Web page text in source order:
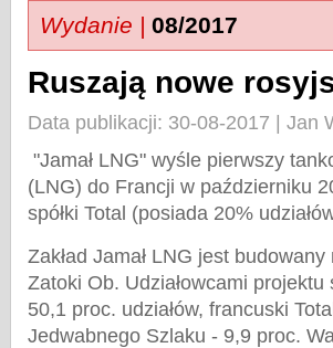
Wydanie | 08/2017
Ruszają nowe
Data publikacji: 30-08-2017 | Jan
"Jamał LNG" wyśle pierwszy
(LNG) do Francji w październiku
spółki Total (posiada 20%
Zakład Jamał LNG jest
Zatoki Ob. Udziałowcami
50,1 proc. udziałów, francuski
Jedwabnego Szlaku - 9,9 proc.